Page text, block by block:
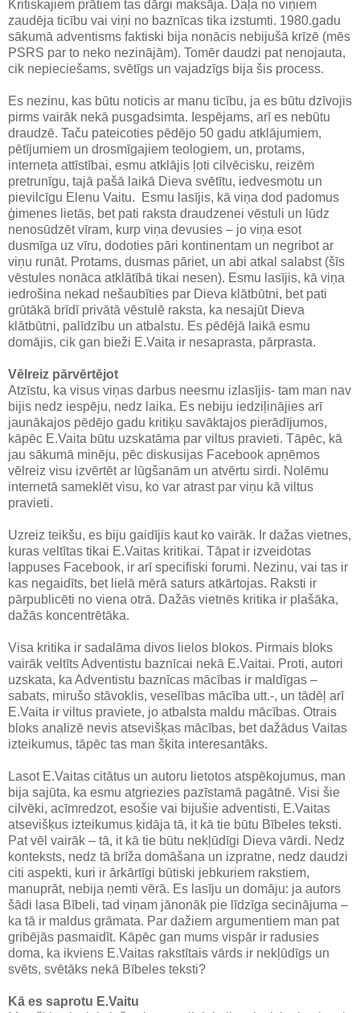
Kritiskajiem prātiem tas dārgi maksāja. Daļa no viņiem
zaudēja ticību vai viņi no baznīcas tika izstumti. 1980.gadu
sākumā adventisms faktiski bija nonācis nebijušā krīzē (mēs
PSRS par to neko nezinājām). Tomēr daudzi pat nenojauta,
cik nepieciešams, svētīgs un vajadzīgs bija šis process.
Es nezinu, kas būtu noticis ar manu ticību, ja es būtu dzīvojis
pirms vairāk nekā pusgadsimta. Iespējams, arī es nebūtu
draudzē. Taču pateicoties pēdējo 50 gadu atklājumiem,
pētījumiem un drosmīgajiem teologiem, un, protams,
interneta attīstībai, esmu atklājis ļoti cilvēcisku, reizēm
pretrunīgu, tajā pašā laikā Dieva svētītu, iedvesmotu un
pievilcīgu Elenu Vaitu. Esmu lasījis, kā viņa dod padomus
ģimenes lietās, bet pati raksta draudzenei vēstuli un lūdz
nenosūdzēt vīram, kurp viņa devusies – jo viņa esot
dusmīga uz vīru, dodoties pāri kontinentam un negribot ar
viņu runāt. Protams, dusmas pāriet, un abi atkal salabst (šīs
vēstules nonāca atklātībā tikai nesen). Esmu lasījis, kā viņa
iedrošina nekad nešaubīties par Dieva klātbūtni, bet pati
grūtākā brīdī privātā vēstulē raksta, ka nesajūt Dieva
klātbūtni, palīdzību un atbalstu. Es pēdējā laikā esmu
domājis, cik gan bieži E.Vaita ir nesaprasta, pārprasta.
Vēlreiz pārvērtējot
Atzīstu, ka visus viņas darbus neesmu izlasījis- tam man nav
bijis nedz iespēju, nedz laika. Es nebiju iedziļinājies arī
jaunākajos pēdējo gadu kritiķu savāktajos pierādījumos,
kāpēc E.Vaita būtu uzskatāma par viltus pravieti. Tāpēc, kā
jau sākumā minēju, pēc diskusijas Facebook apņēmos
vēlreiz visu izvērtēt ar lūgšanām un atvērtu sirdi. Nolēmu
internetā sameklēt visu, ko var atrast par viņu kā viltus
pravieti.
Uzreiz teikšu, es biju gaidījis kaut ko vairāk. Ir dažas vietnes,
kuras veltītas tikai E.Vaitas kritikai. Tāpat ir izveidotas
lappuses Facebook, ir arī specifiski forumi. Nezinu, vai tas ir
kas negaidīts, bet lielā mērā saturs atkārtojas. Raksti ir
pārpublicēti no viena otrā. Dažās vietnēs kritika ir plašāka,
dažās koncentrētāka.
Visa kritika ir sadalāma divos lielos blokos. Pirmais bloks
vairāk veltīts Adventistu baznīcai nekā E.Vaitai. Proti, autori
uzskata, ka Adventistu baznīcas mācības ir maldīgas –
sabats, mirušo stāvoklis, veselības mācība utt.-, un tādēļ arī
E.Vaita ir viltus praviete, jo atbalsta maldu mācības. Otrais
bloks analizē nevis atsevišķas mācības, bet dažādus Vaitas
izteikumus, tāpēc tas man šķita interesantāks.
Lasot E.Vaitas citātus un autoru lietotos atspēkojumus, man
bija sajūta, ka esmu atgriezies pazīstamā pagātnē. Visi šie
cilvēki, acīmredzot, esošie vai bijušie adventisti, E.Vaitas
atsevišķus izteikumus ķidāja tā, it kā tie būtu Bībeles teksti.
Pat vēl vairāk – tā, it kā tie būtu nekļūdīgi Dieva vārdi. Nedz
konteksts, nedz tā brīža domāšana un izpratne, nedz daudzi
citi aspekti, kuri ir ārkārtīgi būtiski jebkuriem rakstiem,
manuprāt, nebija ņemti vērā. Es lasīju un domāju: ja autors
šādi lasa Bībeli, tad viņam jānonāk pie līdzīga secinājuma –
ka tā ir maldus grāmata. Par dažiem argumentiem man pat
gribējās pasmaidīt. Kāpēc gan mums vispār ir radusies
doma, ka ikviens E.Vaitas rakstītais vārds ir nekļūdīgs un
svēts, svētāks nekā Bībeles teksti?
Kā es saprotu E.Vaitu